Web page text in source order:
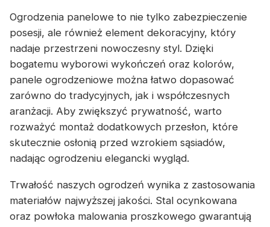
Ogrodzenia panelowe to nie tylko zabezpieczenie
posesji, ale również element dekoracyjny, który
nadaje przestrzeni nowoczesny styl. Dzięki
bogatemu wyborowi wykończeń oraz kolorów,
panele ogrodzeniowe można łatwo dopasować
zarówno do tradycyjnych, jak i współczesnych
aranżacji. Aby zwiększyć prywatność, warto
rozważyć montaż dodatkowych przesłon, które
skutecznie osłonią przed wzrokiem sąsiadów,
nadając ogrodzeniu elegancki wygląd.
Trwałość naszych ogrodzeń wynika z zastosowania
materiałów najwyższej jakości. Stal ocynkowana
oraz powłoka malowania proszkowego gwarantują